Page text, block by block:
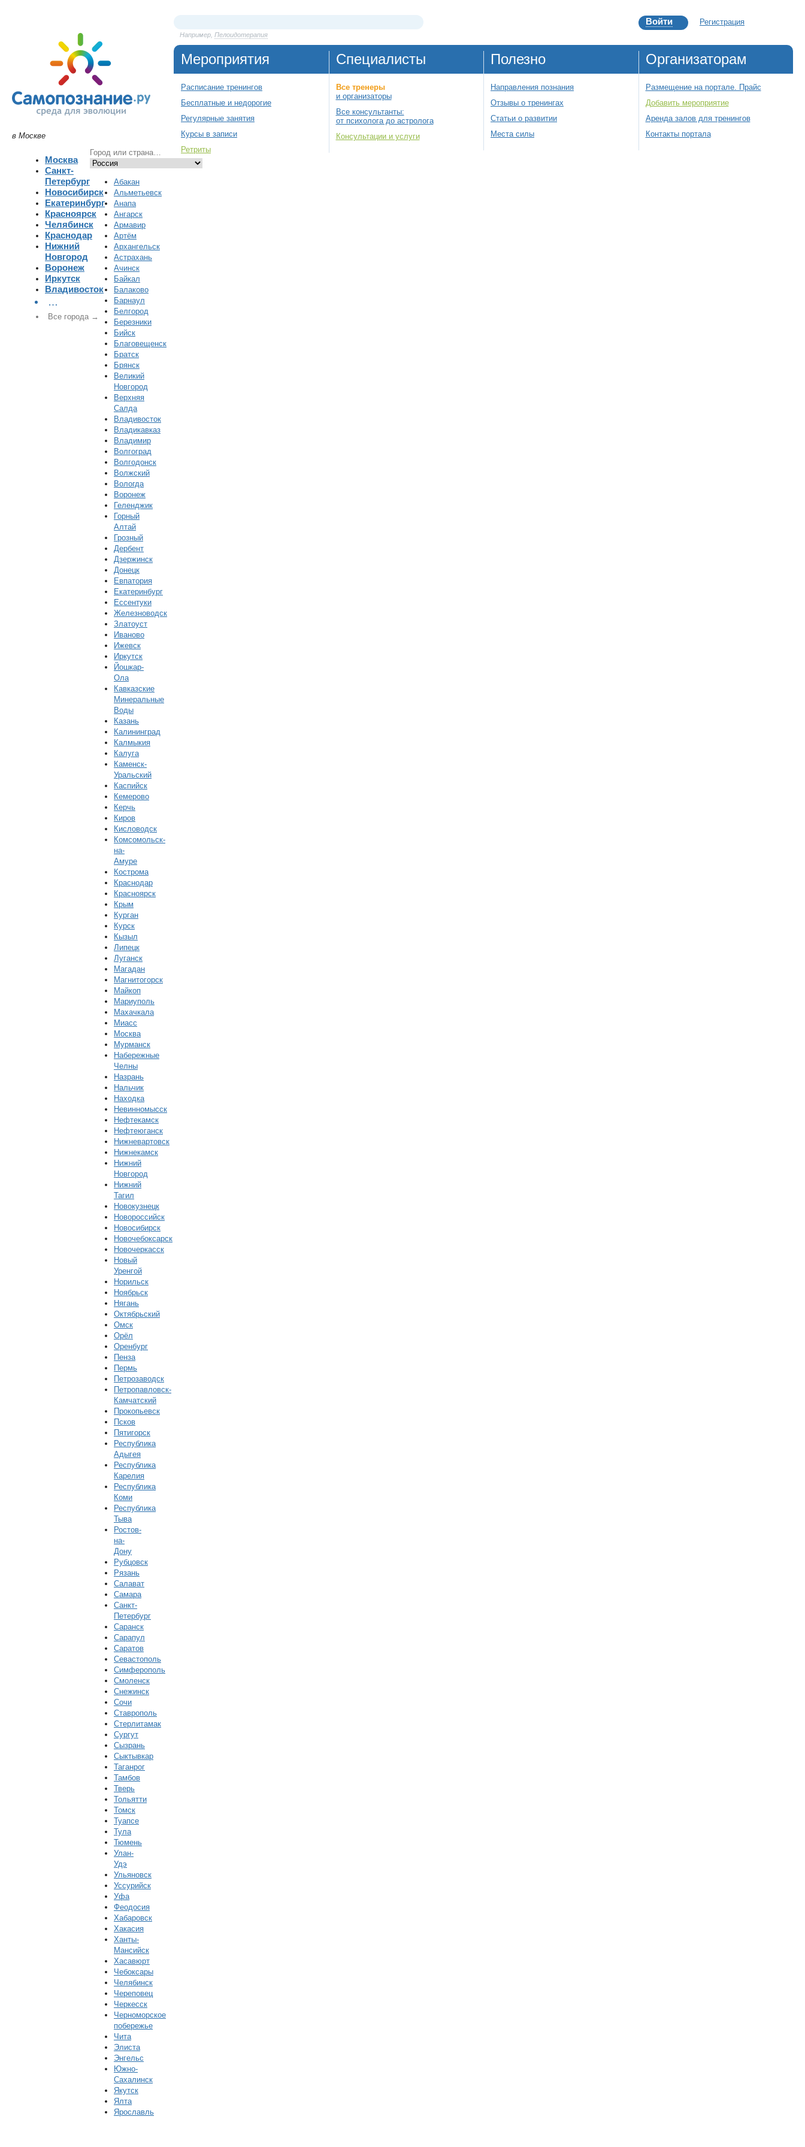
в Москве
Москва
Санкт-
Петербург
Новосибирск
Екатеринбург
Красноярск
Челябинск
Краснодар
Нижний
Новгород
Воронеж
Иркутск
Владивосток
…
Все города →
Абакан
Альметьевск
Анапа
Ангарск
Армавир
Артём
Архангельск
Астрахань
Ачинск
Байкал
Балаково
Барнаул
Белгород
Березники
Бийск
Благовещенск
Братск
Брянск
Великий
Новгород
Верхняя
Салда
Владивосток
Владикавказ
Владимир
Волгоград
Волгодонск
Волжский
Вологда
Воронеж
Геленджик
Горный
Алтай
Грозный
Дербент
Дзержинск
Донецк
Евпатория
Екатеринбург
Ессентуки
Железноводск
Златоуст
Иваново
Ижевск
Иркутск
Йошкар-
Ола
Кавказские
Минеральные
Воды
Казань
Калининград
Калмыкия
Калуга
Каменск-
Уральский
Каспийск
Кемерово
Керчь
Киров
Кисловодск
Комсомольск-
на-
Амуре
Кострома
Краснодар
Красноярск
Крым
Курган
Курск
Кызыл
Липецк
Луганск
Магадан
Магнитогорск
Майкоп
Мариуполь
Махачкала
Миасс
Москва
Мурманск
Набережные
Челны
Назрань
Нальчик
Находка
Невинномысск
Нефтекамск
Нефтеюганск
Нижневартовск
Нижнекамск
Нижний
Новгород
Нижний
Тагил
Новокузнецк
Новороссийск
Новосибирск
Новочебоксарск
Новочеркасск
Новый
Уренгой
Норильск
Ноябрьск
Нягань
Октябрьский
Омск
Орёл
Оренбург
Пенза
Пермь
Петрозаводск
Петропавловск-
Камчатский
Прокопьевск
Псков
Пятигорск
Республика
Адыгея
Республика
Карелия
Республика
Коми
Республика
Тыва
Ростов-
на-
Дону
Рубцовск
Рязань
Салават
Самара
Санкт-
Петербург
Саранск
Сарапул
Саратов
Севастополь
Симферополь
Смоленск
Снежинск
Сочи
Ставрополь
Стерлитамак
Сургут
Сызрань
Сыктывкар
Таганрог
Тамбов
Тверь
Тольятти
Томск
Туапсе
Тула
Тюмень
Улан-
Удэ
Ульяновск
Уссурийск
Уфа
Феодосия
Хабаровск
Хакасия
Ханты-
Мансийск
Хасавюрт
Чебоксары
Челябинск
Череповец
Черкесск
Черноморское
побережье
Чита
Элиста
Энгельс
Южно-
Сахалинск
Якутск
Ялта
Ярославль
Например, Пелоидотерапия
Войти Регистрация
Мероприятия
Расписание тренингов
Бесплатные и недорогие
Регулярные занятия
Курсы в записи
Ретриты
Специалисты
Все тренеры
и организаторы
Все консультанты:
от психолога до астролога
Консультации и услуги
Полезно
Направления познания
Отзывы о тренингах
Статьи о развитии
Места силы
Организаторам
Размещение на портале. Прайс
Добавить мероприятие
Аренда залов для тренингов
Контакты портала